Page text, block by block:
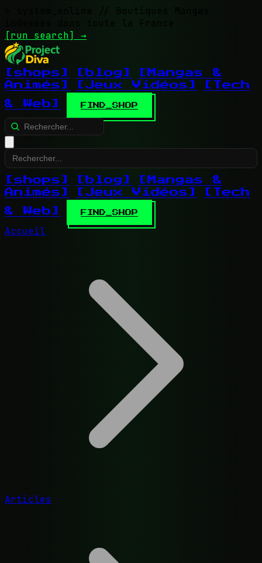
// Boutiques Mangas
indexées dans toute la France
[run search] →
[shops] [blog]
[Mangas &
Animés]
[Jeux Vidéos]
[Tech
& Web]
FIND_SHOP
[shops] [blog]
[Mangas &
Animés]
[Jeux Vidéos]
[Tech
& Web]
FIND_SHOP
Accueil
Articles